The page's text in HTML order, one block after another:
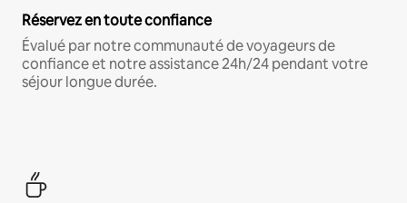
Réservez en toute confiance
Évalué par notre communauté de voyageurs de
confiance et notre assistance 24h/24 pendant votre
séjour longue durée.